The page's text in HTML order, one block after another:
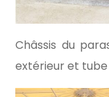
Châssis du
extérieur et